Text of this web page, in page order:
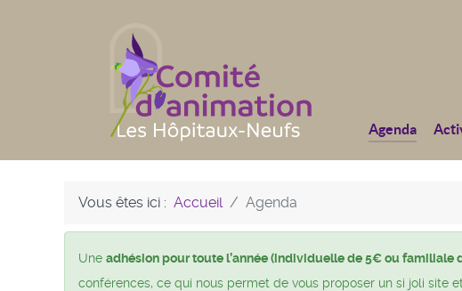
Agenda
Vous êtes ici : Accueil Agenda
Une adhésion pour toute l’année (individuelle de 5€ ou familiale
conférences, ce qui nous permet de vous proposer un si joli site